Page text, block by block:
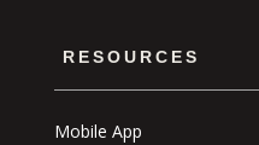
RESOURCES
Mobile App